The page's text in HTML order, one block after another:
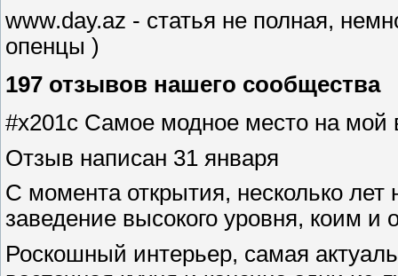
www.day.az - статья не полная,
опенцы )
197 отзывов нашего сообщества
#x201c Самое модное место на мой
Отзыв написан 31 января
С момента открытия, несколько лет
заведение высокого уровня, коим и
Роскошный интерьер, самая